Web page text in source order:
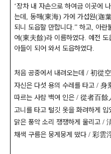
‘장차 내 자손으로 하여금 이곳에
는데 , 동해(東海) 가에 가섭원(迦
되니 도읍할 만합니다.”하고, 아란
여(東夫餘)라 이름하였다. 예전 도
아들이 되어 와서 도읍하였다.
처음 공중에서 내려오는데 / 初從
자신은 다섯 용의 수레를 타고 / 身
따르는 사람 백여 인은 / 從者百餘
고니를 타고 털깃 옷을 화려하게 입
맑은 풍악 소리 쟁쟁하게 울리고 /
채색 구름은 뭉게뭉게 떴다 / 彩雲